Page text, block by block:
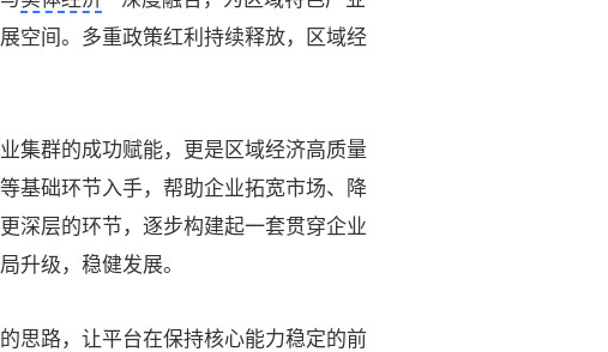
空间。多重政策红利持续释放，区域经
群的成功赋能，更是区域经济高质量
基础环节入手，帮助企业拓宽市场、降
深层的环节，逐步构建起一套贯穿企业
升级，稳健发展。
路，让平台在保持核心能力稳定的前